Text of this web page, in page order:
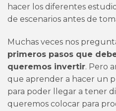
hacer los diferentes
de escenarios antes de
Muchas veces nos
primeros pasos que
queremos invertir. Pero
que aprender a hacer un
para poder llegar a tener
queremos colocar para